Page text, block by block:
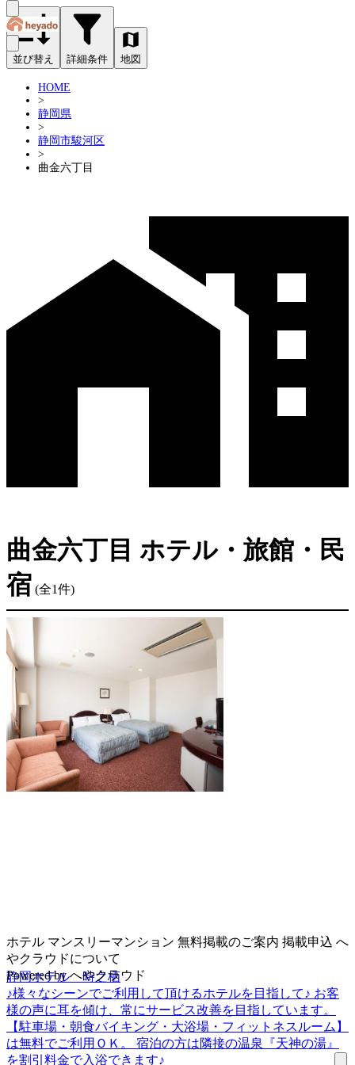
並び替え 詳細条件 地図
HOME
>
静岡県
>
静岡市駿河区
>
曲金六丁目
曲金六丁目 ホテル・旅館・民
宿 (全1件)
静岡ホテル 時之栖
♪様々なシーンでご利用して頂けるホテルを目指して♪ お客
様の声に耳を傾け、常にサービス改善を目指しています。
【駐車場・朝食バイキング・大浴場・フィットネスルーム】
は無料でご利用ＯＫ。 宿泊の方は隣接の温泉『天神の湯』
を割引料金で入浴できます♪
ホテル マンスリーマンション 無料掲載のご案内 掲載申込 へ
やクラウドについて
Powered byへやクラウド